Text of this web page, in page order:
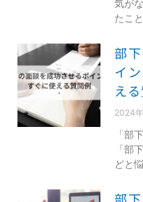
気が
たこ
部
イ
え
2024
「部
「部
どと